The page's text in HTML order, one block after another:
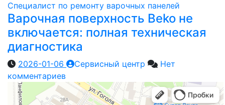
Специалист по ремонту варочных панелей
Варочная поверхность Beko не
включается: полная техническая
диагностика
2026-01-06 Сервисный центр
Нет
комментариев